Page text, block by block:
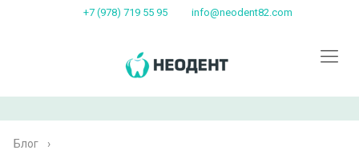
+7 (978) 719 55 95 info@neodent82.com
Блог ›